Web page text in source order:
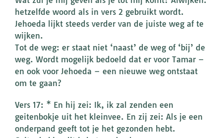
hetzelfde woord als in vers 2 gebruikt wordt.
Jehoeda lijkt steeds verder van de juiste weg af te
wijken.
Tot de weg: er staat niet ‘naast’ de weg of ‘bij’ de
weg. Wordt mogelijk bedoeld dat er voor Tamar –
en ook voor Jehoeda – een nieuwe weg ontstaat
om te gaan?
Vers 17: * En hij zei: Ik, ik zal zenden een
geitenbokje uit het kleinvee. En zij zei: Als je een
onderpand geeft tot je het gezonden hebt.